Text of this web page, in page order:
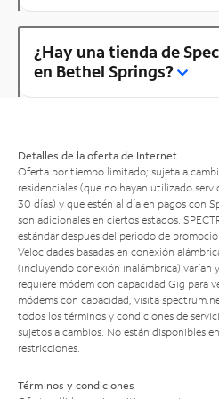
¿Hay una tienda de
en Bethel Springs?
Detalles de la oferta de Internet
Oferta por tiempo limitado; sujeta a
residenciales (que no hayan utilizado
30 días) y que estén al día en pagos con
son adicionales en ciertos estados.
estándar después del período de
Velocidades basadas en conexión
(incluyendo conexión inalámbrica) varían
requiere módem con capacidad Gig para
módems con capacidad, visita
todos los términos y condiciones de
sujetos a cambios. No están disponibles
restricciones.
Términos y condiciones